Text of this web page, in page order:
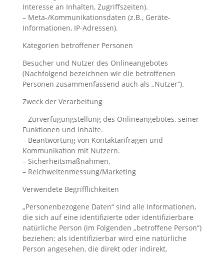
Interesse an Inhalten, Zugriffszeiten).
– Meta-/Kommunikationsdaten (z.B., Geräte-
Informationen, IP-Adressen).
Kategorien betroffener Personen
Besucher und Nutzer des Onlineangebotes
(Nachfolgend bezeichnen wir die betroffenen
Personen zusammenfassend auch als „Nutzer“).
Zweck der Verarbeitung
– Zurverfügungstellung des Onlineangebotes, seiner
Funktionen und Inhalte.
– Beantwortung von Kontaktanfragen und
Kommunikation mit Nutzern.
– Sicherheitsmaßnahmen.
– Reichweitenmessung/Marketing
Verwendete Begrifflichkeiten
„Personenbezogene Daten“ sind alle Informationen,
die sich auf eine identifizierte oder identifizierbare
natürliche Person (im Folgenden „betroffene Person“)
beziehen; als identifizierbar wird eine natürliche
Person angesehen, die direkt oder indirekt,